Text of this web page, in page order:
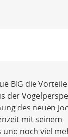
BIG die
der
des neuen
mit seinem
und noch viel